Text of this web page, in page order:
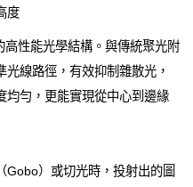
度
性能光學結構。與傳統聚光附
線路徑，有效抑制雜散光，
均勻，更能實現從中心到邊緣
Gobo）或切光時，投射出的圖